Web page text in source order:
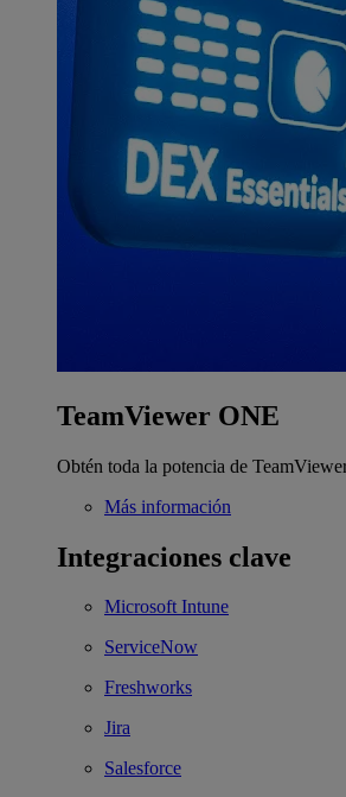
TeamViewer ONE
Obtén toda la potencia de
Más información
Integraciones clave
Microsoft Intune
ServiceNow
Freshworks
Jira
Salesforce